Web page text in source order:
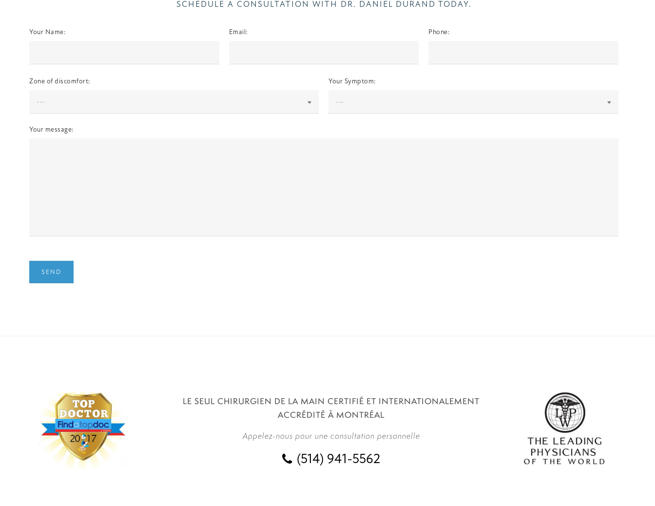
SCHEDULE A CONSULTATION WITH DR. DANIEL DURAND TODAY.
Your Name: Email: Phone:
Zone of discomfort: Your Symptom:
Your message:
LE SEUL CHIRURGIEN DE LA MAIN CERTIFIÉ ET INTERNATIONALEMENT
ACCRÉDITÉ À MONTRÉAL
Appelez-nous pour une consultation personnelle
(514) 941-5562